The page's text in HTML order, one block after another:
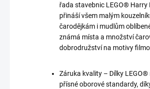
řada stavebnic LEGO® Harry
přináší všem malým
čarodějkám i mudlům
známá místa a množství
dobrodružství na motivy
Záruka kvality – Dílky LEGO®
přísné oborové standardy,